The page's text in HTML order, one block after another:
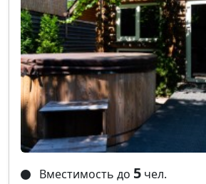
Вместимость до 5 чел.